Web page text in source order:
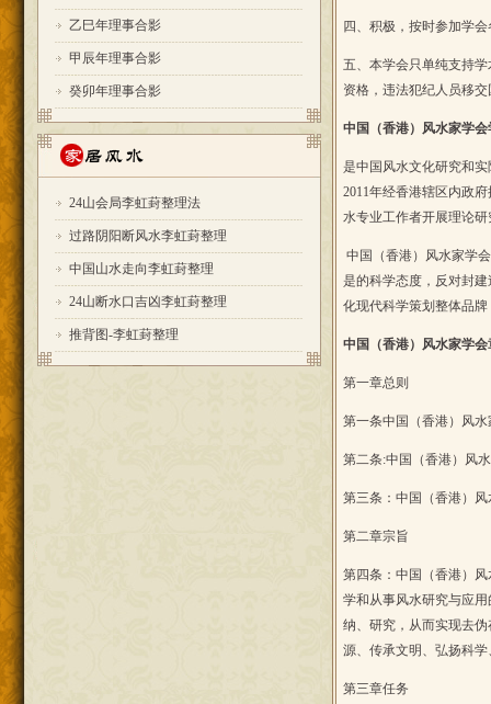
乙巳年理事合影
甲辰年理事合影
癸卯年理事合影
24山会局李虹葑整理法
过路阴阳断风水李虹葑整理
中国山水走向李虹葑整理
24山断水口吉凶李虹葑整理
推背图-李虹葑整理
四、积极，按时参加学
五、本学会只单纯支持
资格，违法犯纪人员移
中国（香港）风水家学会
是中国风水文化研究和
2011年经香港辖区内政
水专业工作者开展理论
中国（香港）风水家学
是的科学态度，反对封
化现代科学策划整体品
中国（香港）风水家学会
第一章总则
第一条中国（香港）风
第二条:中国（香港）风
第三条：中国（香港）
第二章宗旨
第四条：中国（香港）
学和从事风水研究与应
纳、研究，从而实现去
源、传承文明、弘扬科
第三章任务